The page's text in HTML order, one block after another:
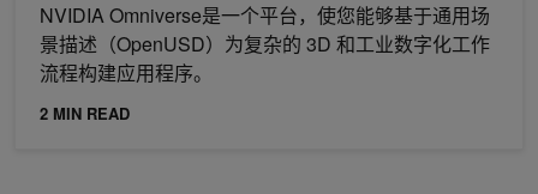
NVIDIA Omniverse是一个平台，使您能够基于通用场
景描述（OpenUSD）为复杂的 3D 和工业数字化工作
流程构建应用程序。
2 MIN READ